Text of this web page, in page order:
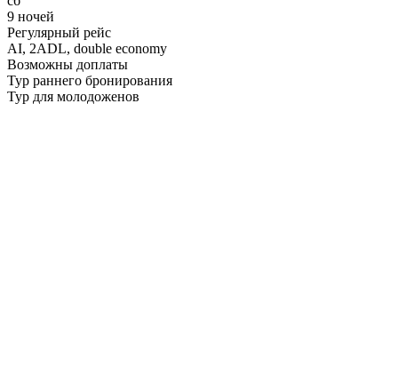
9 ночей
Регулярный рейс
AI, 2ADL, double economy
Возможны доплаты
Тур раннего бронирования
Тур для молодоженов